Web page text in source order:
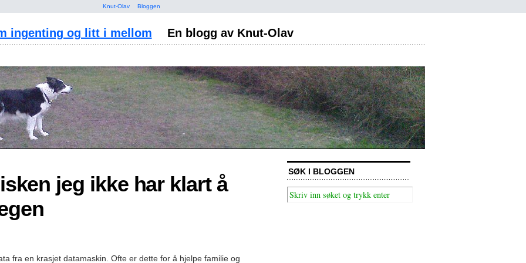
Knut-Olav Bloggen
ingenting og litt i mellom En blogg av Knut-Olav
jeg ikke har klart å
fra en krasjet datamaskin. Ofte er dette for å hjelpe familie og
SØK I BLOGGEN